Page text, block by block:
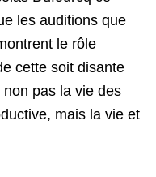
les auditions que
le rôle
cette soit disante
non pas la vie des
mais la vie et